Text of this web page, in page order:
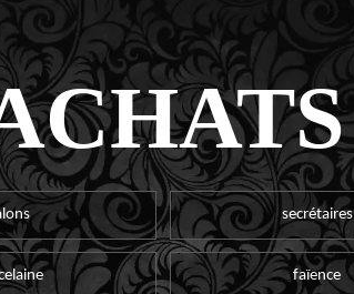
secrétaires
faïence